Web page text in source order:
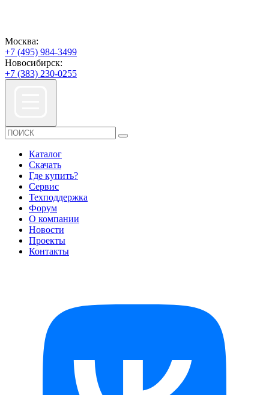
Москва:
+7 (495) 984-3499
Новосибирск:
+7 (383) 230-0255
Каталог
Скачать
Где купить?
Сервис
Техподдержка
Форум
О компании
Новости
Проекты
Контакты